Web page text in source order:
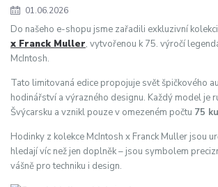
01.06.2026
Do našeho e-shopu jsme zařadili exkluzivní
x Franck Muller, vytvořenou k 75. výročí
McIntosh.
Tato limitovaná edice propojuje svět špičkového
hodinářství a výrazného designu. Každý model je
Švýcarsku a vznikl pouze v omezeném počtu 75
Hodinky z kolekce McIntosh x Franck Muller jsou
hledají víc než jen doplněk – jsou symbolem
vášně pro techniku i design.